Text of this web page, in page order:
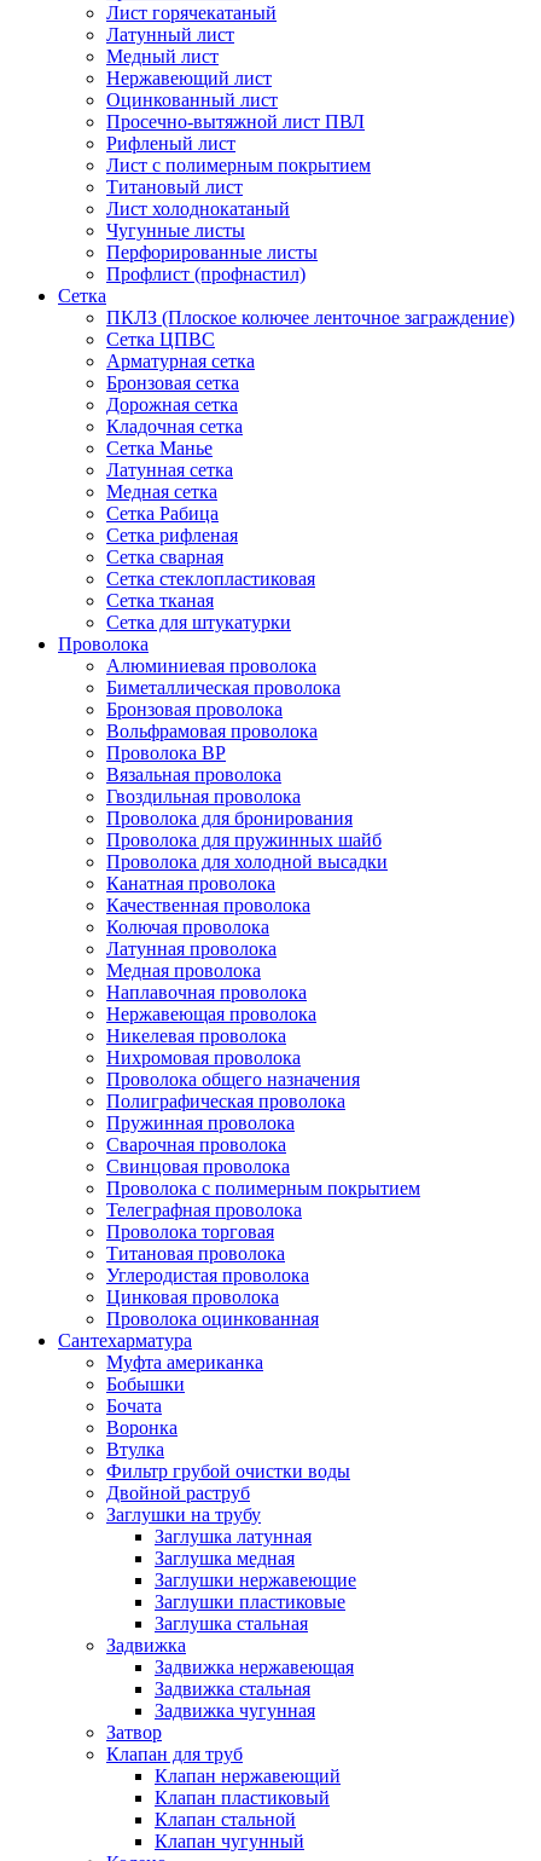
Лист горячекатаный
Латунный лист
Медный лист
Нержавеющий лист
Оцинкованный лист
Просечно-вытяжной лист ПВЛ
Рифленый лист
Лист с полимерным покрытием
Титановый лист
Лист холоднокатаный
Чугунные листы
Перфорированные листы
Профлист (профнастил)
Сетка
ПКЛЗ (Плоское колючее ленточное заграждение)
Сетка ЦПВС
Арматурная сетка
Бронзовая сетка
Дорожная сетка
Кладочная сетка
Сетка Манье
Латунная сетка
Медная сетка
Сетка Рабица
Сетка рифленая
Сетка сварная
Сетка стеклопластиковая
Сетка тканая
Сетка для штукатурки
Проволока
Алюминиевая проволока
Биметаллическая проволока
Бронзовая проволока
Вольфрамовая проволока
Проволока ВР
Вязальная проволока
Гвоздильная проволока
Проволока для бронирования
Проволока для пружинных шайб
Проволока для холодной высадки
Канатная проволока
Качественная проволока
Колючая проволока
Латунная проволока
Медная проволока
Наплавочная проволока
Нержавеющая проволока
Никелевая проволока
Нихромовая проволока
Проволока общего назначения
Полиграфическая проволока
Пружинная проволока
Сварочная проволока
Свинцовая проволока
Проволока с полимерным покрытием
Телеграфная проволока
Проволока торговая
Титановая проволока
Углеродистая проволока
Цинковая проволока
Проволока оцинкованная
Сантехарматура
Муфта американка
Бобышки
Бочата
Воронка
Втулка
Фильтр грубой очистки воды
Двойной раструб
Заглушки на трубу
Заглушка латунная
Заглушка медная
Заглушки нержавеющие
Заглушки пластиковые
Заглушка стальная
Задвижка
Задвижка нержавеющая
Задвижка стальная
Задвижка чугунная
Затвор
Клапан для труб
Клапан нержавеющий
Клапан пластиковый
Клапан стальной
Клапан чугунный